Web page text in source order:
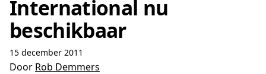
International nu
beschikbaar
15 december 2011
Door Rob Demmers